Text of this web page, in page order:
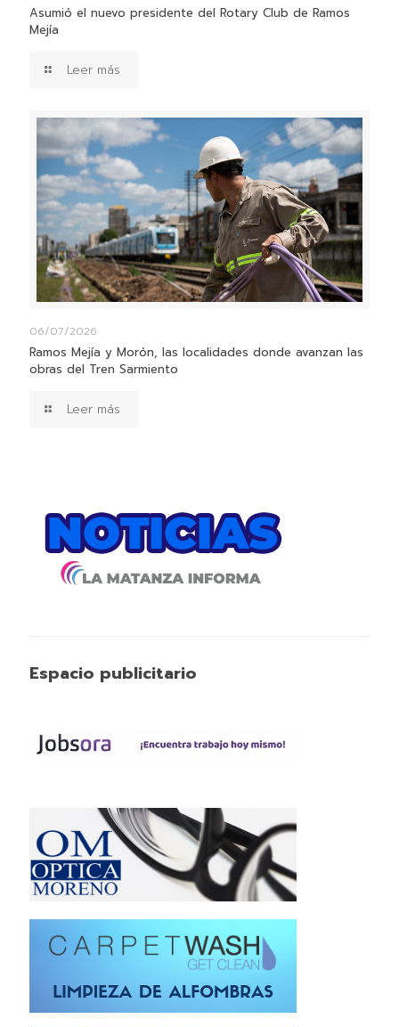
Asumió el nuevo presidente del Rotary Club de Ramos
Mejía
Leer más
06/07/2026
Ramos Mejía y Morón, las localidades donde avanzan las
obras del Tren Sarmiento
Leer más
Espacio publicitario